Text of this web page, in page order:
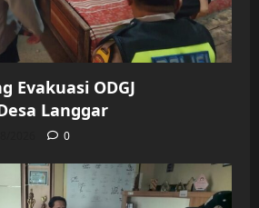
Evakuasi ODGJ
Langgar
0